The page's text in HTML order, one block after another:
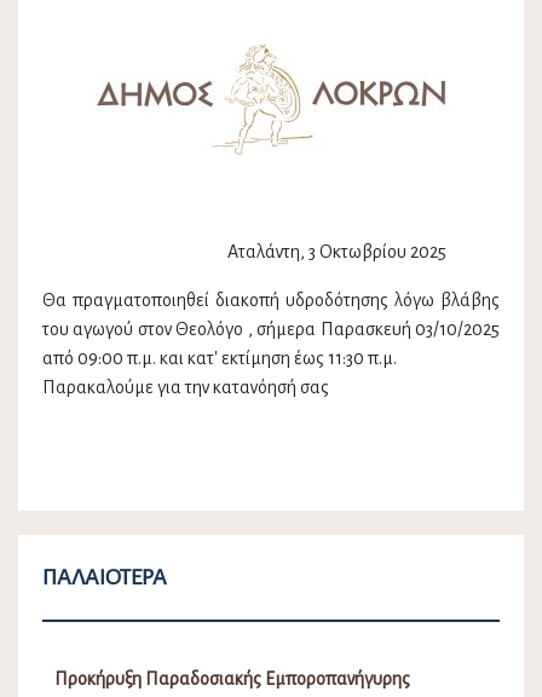
Αταλάντη, 3 Οκτωβρίου 2025
Θα πραγματοποιηθεί διακοπή υδροδότησης λόγω βλάβης
του αγωγού στον Θεολόγο , σήμερα Παρασκευή 03/10/2025
από 09:00 π.μ. και κατ' εκτίμηση έως 11:30 π.μ.
Παρακαλούμε για την κατανόησή σας
ΠΑΛΑΙΌΤΕΡΑ
Προκήρυξη Παραδοσιακής Εμποροπανήγυρης